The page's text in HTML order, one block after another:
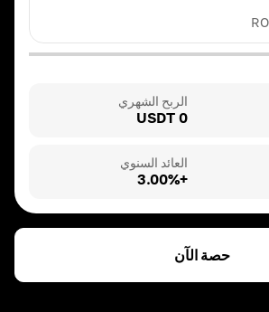
الربح الشهري
0 USDT
العائد السنوي
+3.00%
حصة الآن